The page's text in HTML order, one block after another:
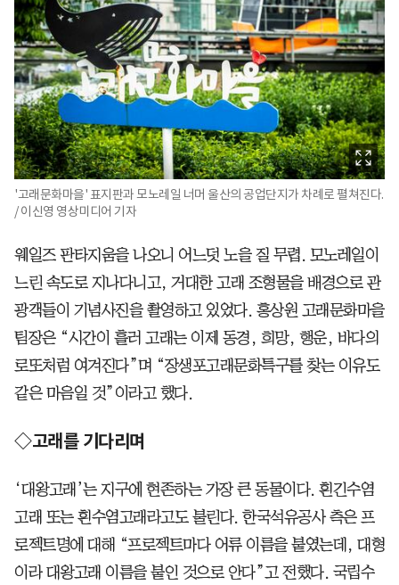
'고래문화마을' 표지판과 모노레일 너머 울산의 공업단지가 차례로 펼쳐진다.
/ 이신영 영상미디어 기자
웨일즈 판타지움을 나오니 어느덧 노을 질 무렵. 모노레일이
느린 속도로 지나다니고, 거대한 고래 조형물을 배경으로 관
광객들이 기념사진을 촬영하고 있었다. 홍상원 고래문화마을
팀장은 “시간이 흘러 고래는 이제 동경, 희망, 행운, 바다의
로또처럼 여겨진다”며 “장생포고래문화특구를 찾는 이유도
같은 마음일 것”이라고 했다.
◇고래를 기다리며
‘대왕고래’는 지구에 현존하는 가장 큰 동물이다. 흰긴수염
고래 또는 흰수염고래라고도 불린다. 한국석유공사 측은 프
로젝트명에 대해 “프로젝트마다 어류 이름을 붙였는데, 대형
이라 대왕고래 이름을 붙인 것으로 안다”고 전했다. 국립수